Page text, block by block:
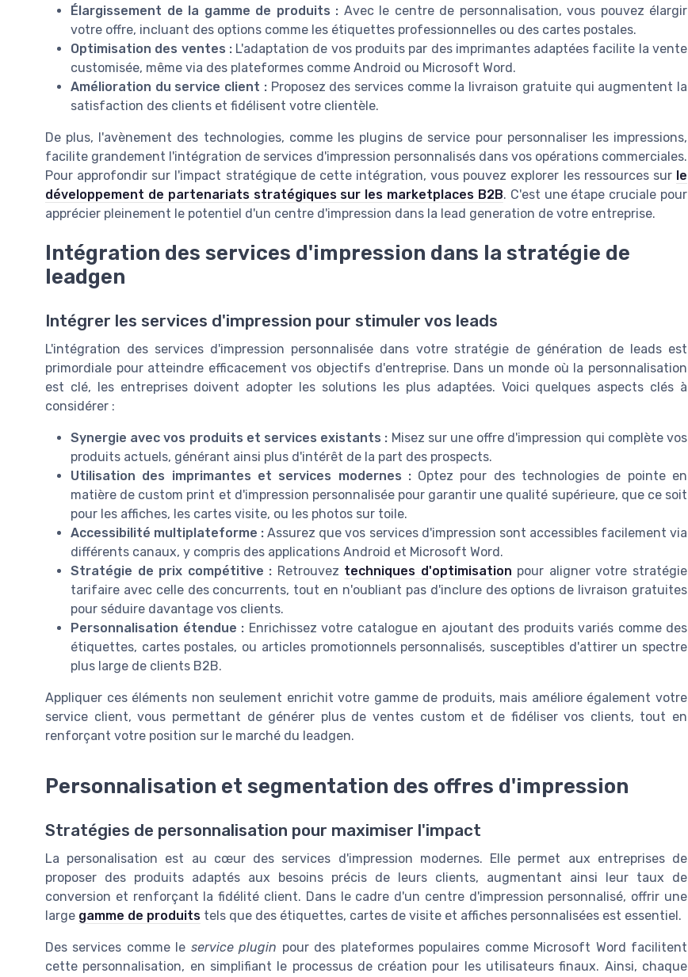
Élargissement de la gamme de produits : Avec le centre de personnalisation, vous pouvez élargir
votre offre, incluant des options comme les étiquettes professionnelles ou des cartes postales.
Optimisation des ventes :L'adaptation de vos produits par des imprimantes adaptées facilite la vente
customisée, même via des plateformes comme Android ou Microsoft Word.
Amélioration du service client :Proposez des services comme la livraison gratuite qui augmentent la
satisfaction des clients et fidélisent votre clientèle.
De plus, l'avènement des technologies, comme les plugins de service pour personnaliser les impressions,
facilite grandement l'intégration de services d'impression personnalisés dans vos opérations commerciales.
Pour approfondir sur l'impact stratégique de cette intégration, vous pouvez explorer les ressources sur le
développement de partenariats stratégiques sur les marketplaces B2B. C'est une étape cruciale pour
apprécier pleinement le potentiel d'un centre d'impression dans la lead generation de votre entreprise.
Intégration des services d'impression dans la stratégie de
leadgen
Intégrer les services d'impression pour stimuler vos leads
L'intégration des services d'impression personnalisée dans votre stratégie de génération de leads est
primordiale pour atteindre efficacement vos objectifs d'entreprise. Dans un monde où la personnalisation
est clé, les entreprises doivent adopter les solutions les plus adaptées. Voici quelques aspects clés à
considérer :
Synergie avec vos produits et services existants : Misez sur une offre d'impression qui complète vos
produits actuels, générant ainsi plus d'intérêt de la part des prospects.
Utilisation des imprimantes et services modernes :Optez pour des technologies de pointe en
matière de custom print et d'impression personnalisée pour garantir une qualité supérieure, que ce soit
pour les affiches, les cartes visite, ou les photos sur toile.
Accessibilité multiplateforme : Assurez que vos services d'impression sont accessibles facilement via
différents canaux, y compris des applications Android et Microsoft Word.
Stratégie de prix compétitive : Retrouvez techniques d'optimisation pour aligner votre stratégie
tarifaire avec celle des concurrents, tout en n'oubliant pas d'inclure des options de livraison gratuites
pour séduire davantage vos clients.
Personnalisation étendue : Enrichissez votre catalogue en ajoutant des produits variés comme des
étiquettes, cartes postales, ou articles promotionnels personnalisés, susceptibles d'attirer un spectre
plus large de clients B2B.
Appliquer ces éléments non seulement enrichit votre gamme de produits, mais améliore également votre
service client, vous permettant de générer plus de ventes custom et de fidéliser vos clients, tout en
renforçant votre position sur le marché du leadgen.
Personnalisation et segmentation des offres d'impression
Stratégies de personnalisation pour maximiser l'impact
La personalisation est au cœur des services d'impression modernes. Elle permet aux entreprises de
proposer des produits adaptés aux besoins précis de leurs clients, augmentant ainsi leur taux de
conversion et renforçant la fidélité client. Dans le cadre d'un centre d'impression personnalisé, offrir une
large gamme de produits tels que des étiquettes, cartes de visite et affiches personnalisées est essentiel.
Des services comme le service plugin pour des plateformes populaires comme Microsoft Word facilitent
cette personnalisation, en simplifiant le processus de création pour les utilisateurs finaux. Ainsi, chaque